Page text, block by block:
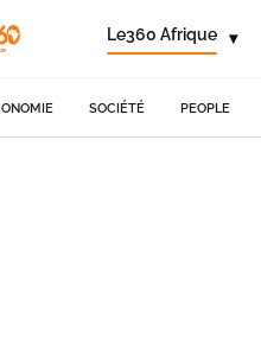
Le360 Afrique ▾
SOCIÉTÉ PEOPLE